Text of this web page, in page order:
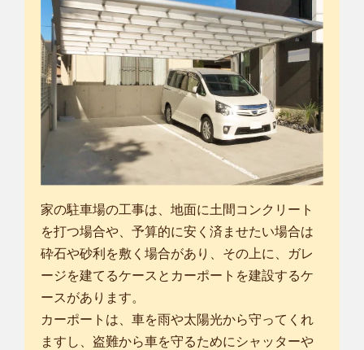
家の駐車場の工事は、地面に土間コンクリート
を打つ場合や、予算的に安く済ませたい場合は
砕石や砂利を敷く場合があり、その上に、ガレ
ージを建てるケースとカーポートを建設するケ
ースがあります。
カーポートは、車を雨や太陽光から守ってくれ
ますし、盗難から車を守るためにシャッターや